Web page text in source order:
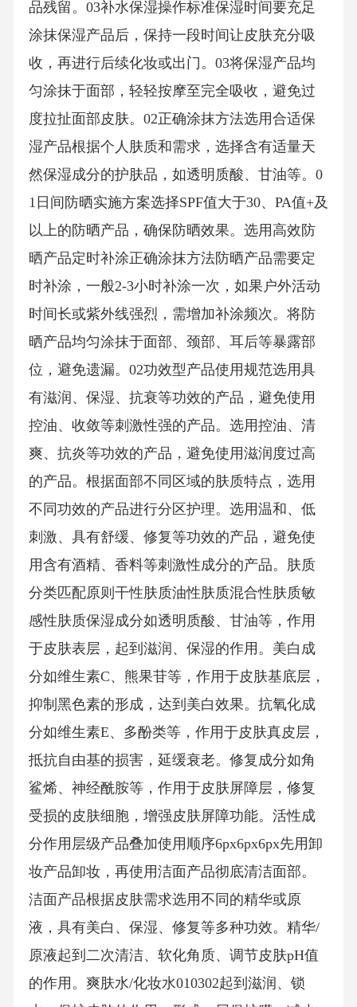
品残留。03补水保湿操作标准保湿时间要充足
涂抹保湿产品后，保持一段时间让皮肤充分吸
收，再进行后续化妆或出门。03将保湿产品均
匀涂抹于面部，轻轻按摩至完全吸收，避免过
度拉扯面部皮肤。02正确涂抹方法选用合适保
湿产品根据个人肤质和需求，选择含有适量天
然保湿成分的护肤品，如透明质酸、甘油等。0
1日间防晒实施方案选择SPF值大于30、PA值+及
以上的防晒产品，确保防晒效果。选用高效防
晒产品定时补涂正确涂抹方法防晒产品需要定
时补涂，一般2-3小时补涂一次，如果户外活动
时间长或紫外线强烈，需增加补涂频次。将防
晒产品均匀涂抹于面部、颈部、耳后等暴露部
位，避免遗漏。02功效型产品使用规范选用具
有滋润、保湿、抗衰等功效的产品，避免使用
控油、收敛等刺激性强的产品。选用控油、清
爽、抗炎等功效的产品，避免使用滋润度过高
的产品。根据面部不同区域的肤质特点，选用
不同功效的产品进行分区护理。选用温和、低
刺激、具有舒缓、修复等功效的产品，避免使
用含有酒精、香料等刺激性成分的产品。肤质
分类匹配原则干性肤质油性肤质混合性肤质敏
感性肤质保湿成分如透明质酸、甘油等，作用
于皮肤表层，起到滋润、保湿的作用。美白成
分如维生素C、熊果苷等，作用于皮肤基底层，
抑制黑色素的形成，达到美白效果。抗氧化成
分如维生素E、多酚类等，作用于皮肤真皮层，
抵抗自由基的损害，延缓衰老。修复成分如角
鲨烯、神经酰胺等，作用于皮肤屏障层，修复
受损的皮肤细胞，增强皮肤屏障功能。活性成
分作用层级产品叠加使用顺序6px6px6px先用卸
妆产品卸妆，再使用洁面产品彻底清洁面部。
洁面产品根据皮肤需求选用不同的精华或原
液，具有美白、保湿、修复等多种功效。精华/
原液起到二次清洁、软化角质、调节皮肤pH值
的作用。爽肤水/化妆水010302起到滋润、锁